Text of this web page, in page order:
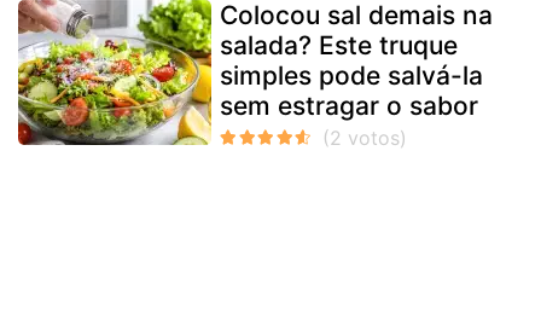
Colocou sal demais na
salada? Este truque
simples pode salvá-la
sem estragar o sabor